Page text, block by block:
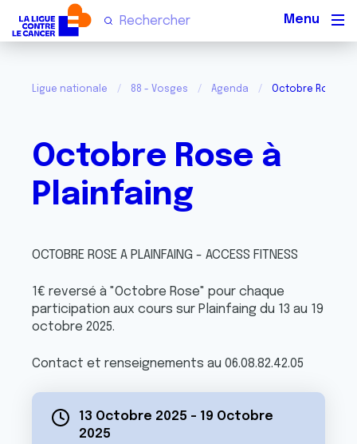
Ligue nationale 88 - Vosges Agenda Octobre Rose à
Octobre Rose à
Plainfaing
OCTOBRE ROSE A PLAINFAING - ACCESS FITNESS
1€ reversé à "Octobre Rose" pour chaque
participation aux cours sur Plainfaing du 13 au 19
octobre 2025.
Contact et renseignements au 06.08.82.42.05
13 Octobre 2025 - 19 Octobre
2025